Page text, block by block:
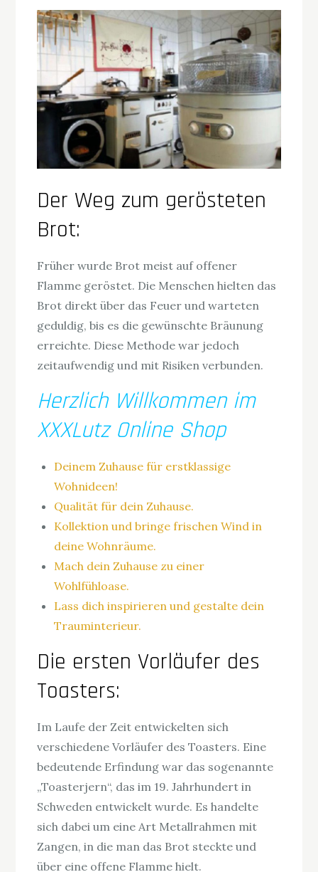
Der Weg zum gerösteten
Brot:
Früher wurde Brot meist auf offener
Flamme geröstet. Die Menschen hielten das
Brot direkt über das Feuer und warteten
geduldig, bis es die gewünschte Bräunung
erreichte. Diese Methode war jedoch
zeitaufwendig und mit Risiken verbunden.
Herzlich Willkommen im
XXXLutz Online Shop
Deinem Zuhause für erstklassige
Wohnideen!
Qualität für dein Zuhause.
Kollektion und bringe frischen Wind in
deine Wohnräume.
Mach dein Zuhause zu einer
Wohlfühloase.
Lass dich inspirieren und gestalte dein
Trauminterieur.
Die ersten Vorläufer des
Toasters:
Im Laufe der Zeit entwickelten sich
verschiedene Vorläufer des Toasters. Eine
bedeutende Erfindung war das sogenannte
„Toasterjern“, das im 19. Jahrhundert in
Schweden entwickelt wurde. Es handelte
sich dabei um eine Art Metallrahmen mit
Zangen, in die man das Brot steckte und
über eine offene Flamme hielt.